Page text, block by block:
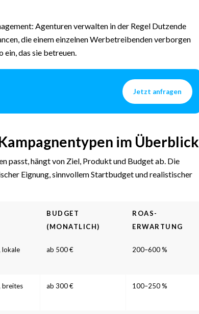
Agenturen verwalten in der Regel Dutzende
die einem einzelnen Werbetreibenden verborgen
das sie betreuen.
Jetzt anfragen
im Überblick
passt, hängt von Ziel, Produkt und Budget ab. Die
Eignung, sinnvollem Startbudget und realistischer
BUDGET
(MONATLICH)
ROAS-
ERWARTUNG
lokale
ab 500 € 200–600 %
breites
ab 300 € 100–250 %